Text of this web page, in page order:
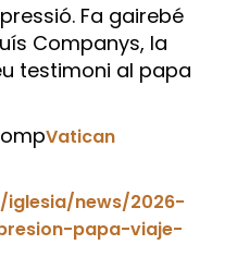
Fa gairebé
Companys, la
testimoni al papa
Vatican
iglesia/news/2026-
papa-viaje-